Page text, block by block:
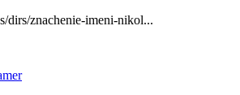
dirs/znachenie-imeni-nikol...